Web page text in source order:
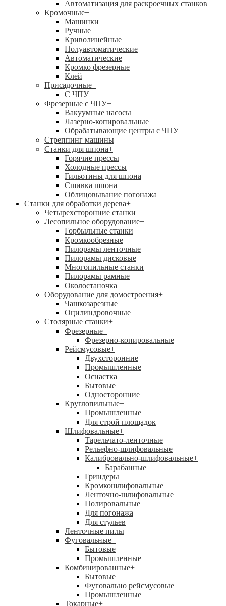
Автоматизация для раскроечных станков
Кромочные+
Машинки
Ручные
Криволинейные
Полуавтоматические
Автоматические
Кромко фрезерные
Клей
Присадочные+
С ЧПУ
Фрезерные с ЧПУ+
Вакуумные насосы
Лазерно-копировальные
Обрабатывающие центры с ЧПУ
Стреппинг машины
Станки для шпона+
Горячие прессы
Холодные прессы
Гильотины для шпона
Сшивка шпона
Облицовывание погонажа
Станки для обработки дерева+
Четырехсторонние станки
Лесопильное оборудование+
Горбыльные станки
Кромкообрезные
Пилорамы ленточные
Пилорамы дисковые
Многопильные станки
Пилорамы рамные
Околостаночка
Оборудование для домостроения+
Чашкозарезные
Оцилиндровочные
Столярные станки+
Фрезерные+
Фрезерно-копировальные
Рейсмусовые+
Двухсторонние
Промышленные
Оснастка
Бытовые
Односторонние
Круглопильные+
Промышленные
Для строй площадок
Шлифовальные+
Тарельчато-ленточные
Рельефно-шлифовальные
Калибровально-шлифовальные+
Барабанные
Гриндеры
Кромкошлифовальные
Ленточно-шлифовальные
Полировальные
Для погонажа
Для стульев
Ленточные пилы
Фуговальные+
Бытовые
Промышленные
Комбинированные+
Бытовые
Фуговально рейсмусовые
Промышленные
Токарные+